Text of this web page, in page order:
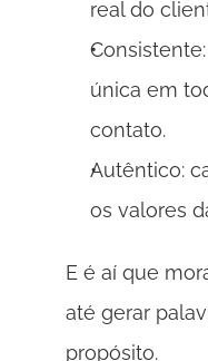
real do
única em
contato.
Autêntico:
os valores
E é aí que
até gerar
propósito.